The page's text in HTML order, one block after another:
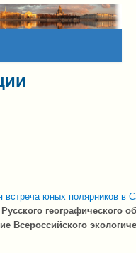
юных полярников в
географического
Всероссийского